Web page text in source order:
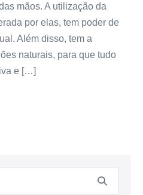
mãos. A utilização da
por elas, tem poder de
Além disso, tem a
naturais, para que tudo
e […]